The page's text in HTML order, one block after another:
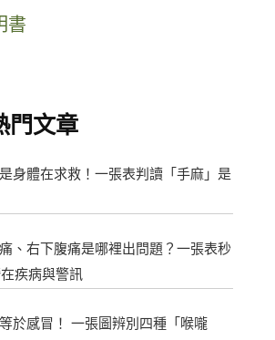
書
門文章
身體在求救！一張表判讀「手麻」是
、右下腹痛是哪裡出問題？一張表秒
疾病與警訊
於感冒！ 一張圖辨別四種「喉嚨